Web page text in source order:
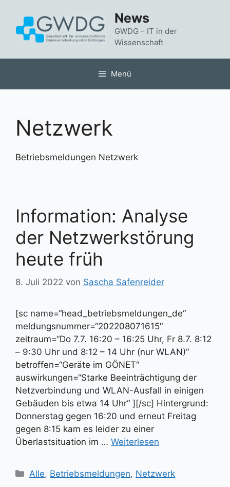
springen
News
GWDG – IT in der
Wissenschaft
Menü
Netzwerk
Betriebsmeldungen Netzwerk
Information: Analyse
der Netzwerkstörung
heute früh
8. Juli 2022 von Sascha Safenreider
[sc name=“head_betriebsmeldungen_de“
meldungsnummer=“202208071615″
zeitraum=“Do 7.7. 16:20 – 16:25 Uhr, Fr 8.7. 8:12
– 9:30 Uhr und 8:12 – 14 Uhr (nur WLAN)“
betroffen=“Geräte im GÖNET“
auswirkungen=“Starke Beeinträchtigung der
Netzverbindung und WLAN-Ausfall in einigen
Gebäuden bis etwa 14 Uhr“ ][/sc] Hintergrund:
Donnerstag gegen 16:20 und erneut Freitag
gegen 8:15 kam es leider zu einer
Überlastsituation im … Weiterlesen
Kategorien
Alle, Betriebsmeldungen, Netzwerk